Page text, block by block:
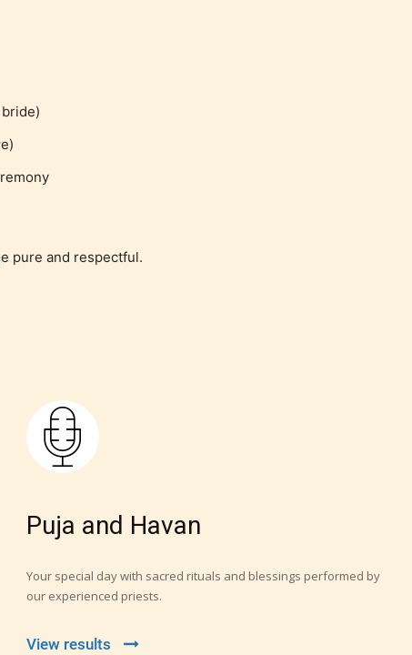
pure and respectful.
Puja and Havan
Your special day with sacred rituals and blessings performed by
our experienced priests.
View results